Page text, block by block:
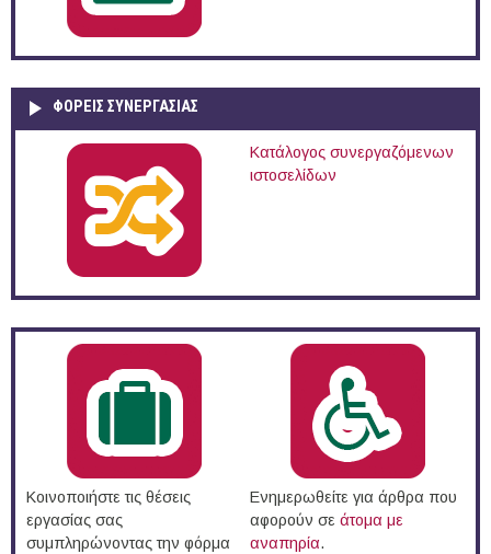
ΦΟΡΕΙΣ ΣΥΝΕΡΓΑΣΙΑΣ
Κατάλογος συνεργαζόμενων
ιστοσελίδων
Κοινοποιήστε τις θέσεις
εργασίας σας
συμπληρώνοντας την φόρμα
Ενημερωθείτε για άρθρα που
αφορούν σε άτομα με
αναπηρία.